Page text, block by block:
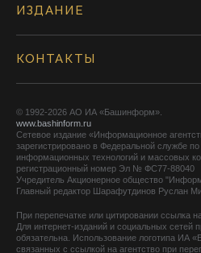
ИЗДАНИЕ
КОНТАКТЫ
© 1992-2026 АО ИА «Башинформ».
www.bashinform.ru
Сетевое издание «Информационное
зарегистрировано в Федеральной службе
информационных технологий и массовых
регистрационный номер Эл № ФС77-88040
Учредитель Акционерное общество
Главный редактор Шарафутдинов Руслан
При перепечатке или цитировании ссылка
Для интернет-изданий и социальных сетей
обязательна. Использование логотипа ИА
связанных с ссылкой на агентство при